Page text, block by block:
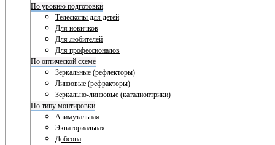
По уровню подготовки
Телескопы для детей
Для новичков
Для любителей
Для профессионалов
По оптической схеме
Зеркальные (рефлекторы)
Линзовые (рефракторы)
Зеркально-линзовые (катадиоптрики)
По типу монтировки
Азимутальная
Экваториальная
Добсона